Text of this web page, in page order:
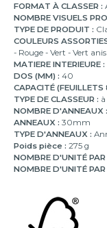
FORMAT À CLASSER :
NOMBRE VISUELS
TYPE DE PRODUIT :
COULEURS
- Rouge - Vert - Vert
MATIERE INTERIEURE :
DOS (MM) : 40
CAPACITÉ (FEUILLETS
TYPE DE CLASSEUR :
NOMBRE D'ANNEAUX :
ANNEAUX : 30mm
TYPE D'ANNEAUX :
Poids pièce : 275 g
NOMBRE D'UNITÉ
NOMBRE D'UNITÉ